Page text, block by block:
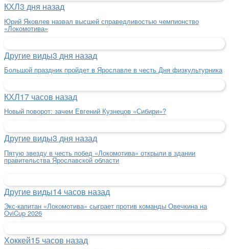
КХЛ3 дня назад
Юрий Яковлев назвал высшей справедливостью чемпионство
«Локомотива»
Другие виды3 дня назад
Большой праздник пройдет в Ярославле в честь Дня физкультурника
КХЛ17 часов назад
Новый поворот: зачем Евгений Кузнецов «Сибири»?
Другие виды3 дня назад
Пятую звезду в честь побед «Локомотива» открыли в здании
правительства Ярославской области
Другие виды14 часов назад
Экс-капитан «Локомотива» сыграет против команды Овечкина на
OviCup 2026
Хоккей15 часов назад